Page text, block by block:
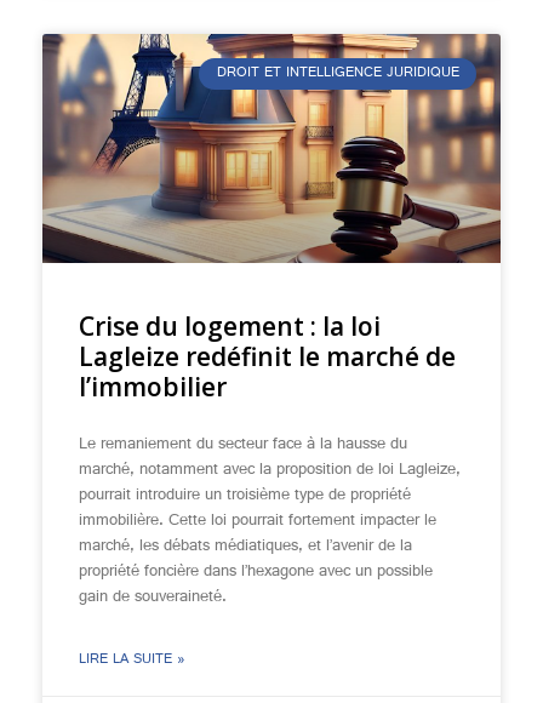
DROIT ET INTELLIGENCE JURIDIQUE
Crise du logement : la loi
Lagleize redéfinit le marché de
l’immobilier
Le remaniement du secteur face à la hausse du
marché, notamment avec la proposition de loi Lagleize,
pourrait introduire un troisième type de propriété
immobilière. Cette loi pourrait fortement impacter le
marché, les débats médiatiques, et l’avenir de la
propriété foncière dans l’hexagone avec un possible
gain de souveraineté.
LIRE LA SUITE »